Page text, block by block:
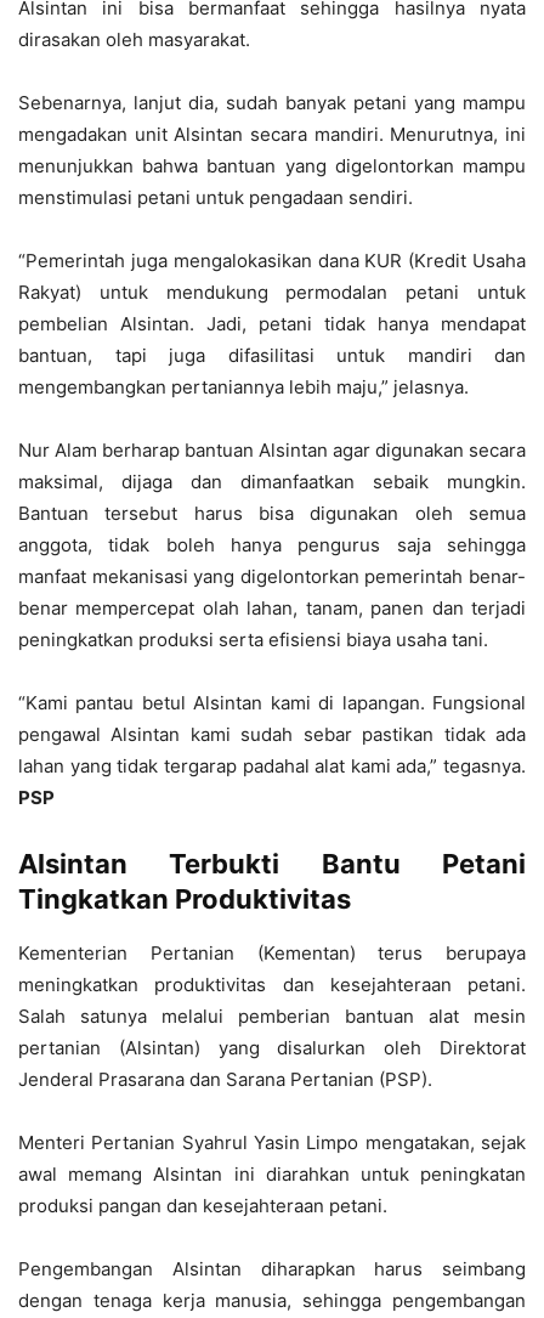
Alsintan ini bisa bermanfaat sehingga hasilnya nyata
dirasakan oleh masyarakat.
Sebenarnya, lanjut dia, sudah banyak petani yang mampu
mengadakan unit Alsintan secara mandiri. Menurutnya, ini
menunjukkan bahwa bantuan yang digelontorkan mampu
menstimulasi petani untuk pengadaan sendiri.
“Pemerintah juga mengalokasikan dana KUR (Kredit Usaha
Rakyat) untuk mendukung permodalan petani untuk
pembelian Alsintan. Jadi, petani tidak hanya mendapat
bantuan, tapi juga difasilitasi untuk mandiri dan
mengembangkan pertaniannya lebih maju,” jelasnya.
Nur Alam berharap bantuan Alsintan agar digunakan secara
maksimal, dijaga dan dimanfaatkan sebaik mungkin.
Bantuan tersebut harus bisa digunakan oleh semua
anggota, tidak boleh hanya pengurus saja sehingga
manfaat mekanisasi yang digelontorkan pemerintah benar-
benar mempercepat olah lahan, tanam, panen dan terjadi
peningkatkan produksi serta efisiensi biaya usaha tani.
“Kami pantau betul Alsintan kami di lapangan. Fungsional
pengawal Alsintan kami sudah sebar pastikan tidak ada
lahan yang tidak tergarap padahal alat kami ada,” tegasnya.
PSP
Alsintan Terbukti Bantu Petani
Tingkatkan Produktivitas
Kementerian Pertanian (Kementan) terus berupaya
meningkatkan produktivitas dan kesejahteraan petani.
Salah satunya melalui pemberian bantuan alat mesin
pertanian (Alsintan) yang disalurkan oleh Direktorat
Jenderal Prasarana dan Sarana Pertanian (PSP).
Menteri Pertanian Syahrul Yasin Limpo mengatakan, sejak
awal memang Alsintan ini diarahkan untuk peningkatan
produksi pangan dan kesejahteraan petani.
Pengembangan Alsintan diharapkan harus seimbang
dengan tenaga kerja manusia, sehingga pengembangan